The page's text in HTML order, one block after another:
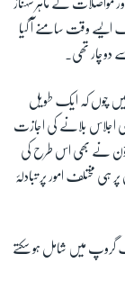
مواصلات کے ماہر شہناز
ایسے وقت سامنے آ گیا
تھی۔
میں چوں کہ ایک طویل
اجلاس بلانے کی اجازت
نے بھی اس طرح کی
ہی مختلف امور پر تبادلۂ
گروپ میں شامل ہو سکتے